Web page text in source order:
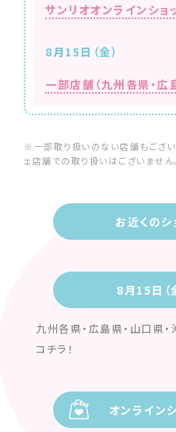
サンリオオンラインショ
8月15日（金）
一部店舗（九州各県・広
※一部取り扱いのない店舗もござい
ェ店舗での取り扱いはございません。
お近くのシ
8月15日（
九州各県・広島県・山口県
コチラ！
オンライン